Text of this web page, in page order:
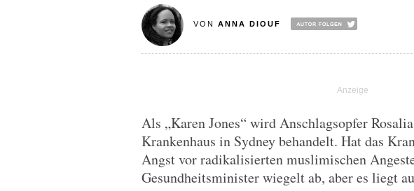
VON ANNA DIOUF
Als „Karen Jones“ wird Anschlagsopfer
Krankenhaus in Sydney behandelt. Hat das
Angst vor radikalisierten muslimischen
Gesundheitsminister wiegelt ab, aber es liegt